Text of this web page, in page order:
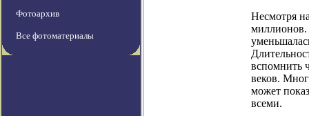
Фотоархив
Все фотоматериалы
Несмотря
миллионов.
вспомнить
веков.
может
всеми.